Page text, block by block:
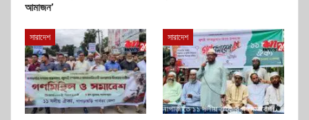
আমাজন’
সারাদেশ সারাদেশ